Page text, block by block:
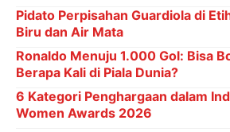
Pidato Perpisahan Guardiola di
Biru dan Air Mata
Ronaldo Menuju 1.000 Gol: Bisa
Berapa Kali di Piala Dunia?
6 Kategori Penghargaan dalam
Women Awards 2026